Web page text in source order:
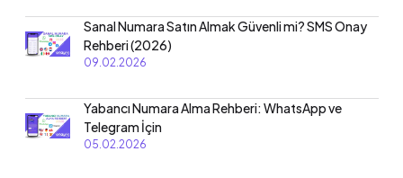
Sanal Numara Satın Almak Güvenli mi? SMS Onay
Rehberi (2026)
09.02.2026
Yabancı Numara Alma Rehberi: WhatsApp ve
Telegram İçin
05.02.2026